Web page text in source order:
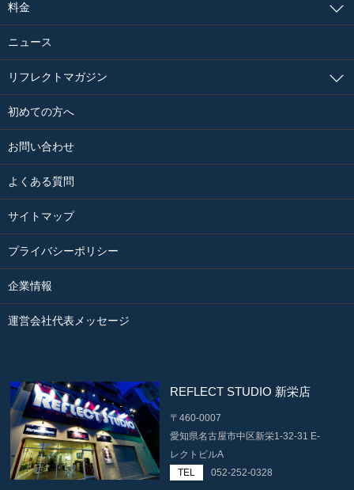
料金
ニュース
リフレクトマガジン
初めての方へ
お問い合わせ
よくある質問
サイトマップ
プライバシーポリシー
企業情報
運営会社代表メッセージ
REFLECT STUDIO 新栄店
〒460-0007
愛知県名古屋市中区新栄1-32-31 E-
レクトビルA
TEL
052-252-0328